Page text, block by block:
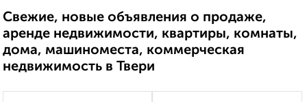
Свежие, новые объявления о продаже,
аренде недвижимости, квартиры, комнаты,
дома, машиноместа, коммерческая
недвижимость в Твери